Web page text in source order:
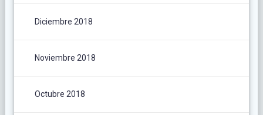
Diciembre 2018
Noviembre 2018
Octubre 2018